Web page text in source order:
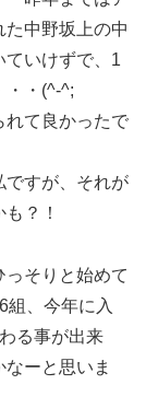
中野坂上の中
ていけずで、1
・・(^-^;
れて良かったで
ですが、それが
？！
そりと始めて
組、今年に入
る事が出来
ーと思いま